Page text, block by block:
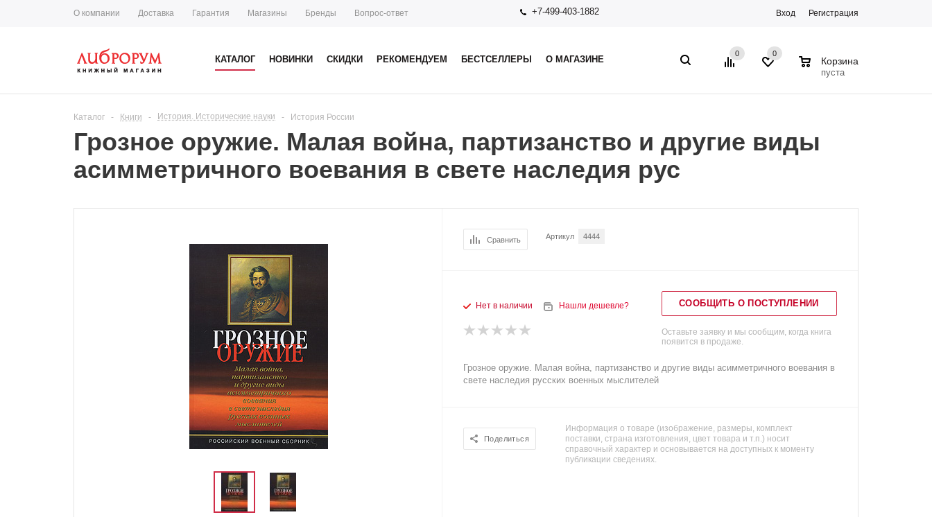
О компании Доставка Гарантия Магазины Бренды Вопрос-ответ +7-499-403-1882 Вход Регистрация
КАТАЛОГ НОВИНКИ СКИДКИ РЕКОМЕНДУЕМ БЕСТСЕЛЛЕРЫ О МАГАЗИНЕ
0 0
Корзина
пуста
Каталог - Книги - История. Исторические науки - История России
Грозное оружие. Малая война, партизанство и другие виды
асимметричного воевания в свете наследия рус
Сравнить Артикул 4444
Нет в наличии Нашли дешевле? СООБЩИТЬ О ПОСТУПЛЕНИИ
Оставьте заявку и мы сообщим, когда книга
появится в продаже.
Грозное оружие. Малая война, партизанство и другие виды асимметричного воевания в
свете наследия русских военных мыслителей
Поделиться
Информация о товаре (изображение, размеры, комплект
поставки, страна изготовления, цвет товара и т.п.) носит
справочный характер и основывается на доступных к моменту
публикации сведениях.